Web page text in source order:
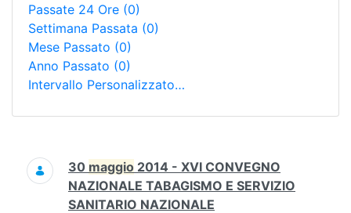
Passate 24 Ore (0)
Settimana Passata (0)
Mese Passato (0)
Anno Passato (0)
Intervallo Personalizzato…
Ricerca
30 maggio 2014 - XVI CONVEGNO
NAZIONALE TABAGISMO E SERVIZIO
SANITARIO NAZIONALE